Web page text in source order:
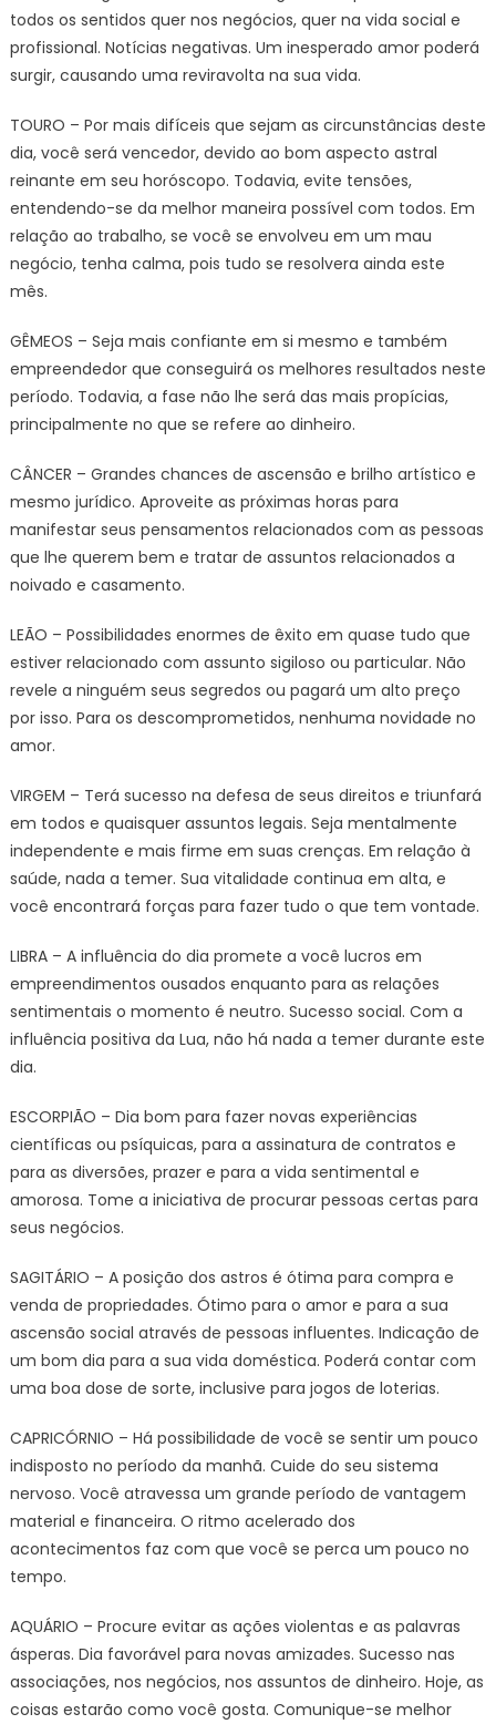
todos os sentidos quer nos negócios, quer na vida social e
profissional. Notícias negativas. Um inesperado amor poderá
surgir, causando uma reviravolta na sua vida.
TOURO – Por mais difíceis que sejam as circunstâncias deste
dia, você será vencedor, devido ao bom aspecto astral
reinante em seu horóscopo. Todavia, evite tensões,
entendendo-se da melhor maneira possível com todos. Em
relação ao trabalho, se você se envolveu em um mau
negócio, tenha calma, pois tudo se resolvera ainda este
mês.
GÊMEOS – Seja mais confiante em si mesmo e também
empreendedor que conseguirá os melhores resultados neste
período. Todavia, a fase não lhe será das mais propícias,
principalmente no que se refere ao dinheiro.
CÂNCER – Grandes chances de ascensão e brilho artístico e
mesmo jurídico. Aproveite as próximas horas para
manifestar seus pensamentos relacionados com as pessoas
que lhe querem bem e tratar de assuntos relacionados a
noivado e casamento.
LEÃO – Possibilidades enormes de êxito em quase tudo que
estiver relacionado com assunto sigiloso ou particular. Não
revele a ninguém seus segredos ou pagará um alto preço
por isso. Para os descomprometidos, nenhuma novidade no
amor.
VIRGEM – Terá sucesso na defesa de seus direitos e triunfará
em todos e quaisquer assuntos legais. Seja mentalmente
independente e mais firme em suas crenças. Em relação à
saúde, nada a temer. Sua vitalidade continua em alta, e
você encontrará forças para fazer tudo o que tem vontade.
LIBRA – A influência do dia promete a você lucros em
empreendimentos ousados enquanto para as relações
sentimentais o momento é neutro. Sucesso social. Com a
influência positiva da Lua, não há nada a temer durante este
dia.
ESCORPIÃO – Dia bom para fazer novas experiências
científicas ou psíquicas, para a assinatura de contratos e
para as diversões, prazer e para a vida sentimental e
amorosa. Tome a iniciativa de procurar pessoas certas para
seus negócios.
SAGITÁRIO – A posição dos astros é ótima para compra e
venda de propriedades. Ótimo para o amor e para a sua
ascensão social através de pessoas influentes. Indicação de
um bom dia para a sua vida doméstica. Poderá contar com
uma boa dose de sorte, inclusive para jogos de loterias.
CAPRICÓRNIO – Há possibilidade de você se sentir um pouco
indisposto no período da manhã. Cuide do seu sistema
nervoso. Você atravessa um grande período de vantagem
material e financeira. O ritmo acelerado dos
acontecimentos faz com que você se perca um pouco no
tempo.
AQUÁRIO – Procure evitar as ações violentas e as palavras
ásperas. Dia favorável para novas amizades. Sucesso nas
associações, nos negócios, nos assuntos de dinheiro. Hoje, as
coisas estarão como você gosta. Comunique-se melhor